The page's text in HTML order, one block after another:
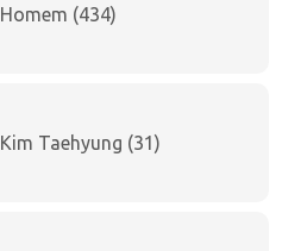
Homem (434)
Kim Taehyung (31)